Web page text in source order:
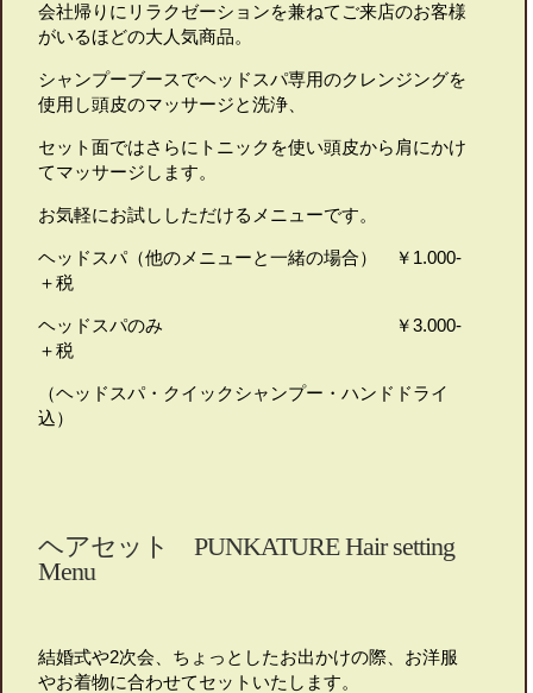
会社帰りにリラクゼーションを兼ねてご来店のお客様
がいるほどの大人気商品。
シャンプーブースでヘッドスパ専用のクレンジングを
使用し頭皮のマッサージと洗浄、
セット面ではさらにトニックを使い頭皮から肩にかけ
てマッサージします。
お気軽にお試ししただけるメニューです。
ヘッドスパ（他のメニューと一緒の場合） ￥1.000-
＋税
ヘッドスパのみ ￥3.000-
＋税
（ヘッドスパ・クイックシャンプー・ハンドドライ
込）
ヘアセット PUNKATURE Hair setting
Menu
結婚式や2次会、ちょっとしたお出かけの際、お洋服
やお着物に合わせてセットいたします。